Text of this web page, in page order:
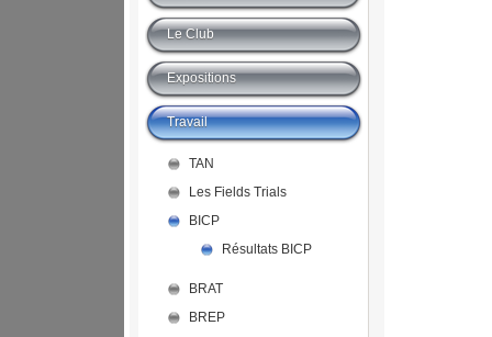
Le Club
Expositions
Travail
TAN
Les Fields Trials
BICP
Résultats BICP
BRAT
BREP